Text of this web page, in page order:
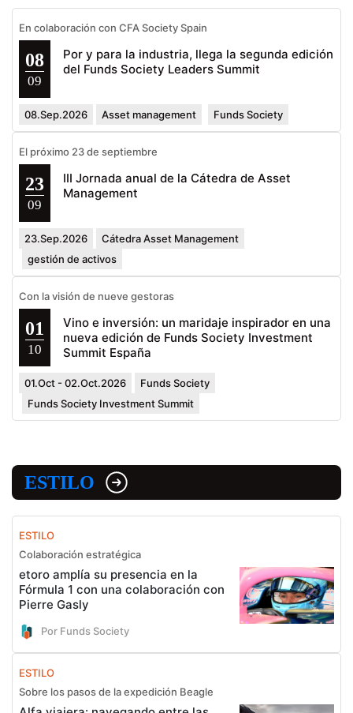
En colaboración con CFA Society Spain
08
09
Por y para la industria, llega la segunda edición
del Funds Society Leaders Summit
08.Sep.2026 Asset management Funds Society
El próximo 23 de septiembre
23
09
III Jornada anual de la Cátedra de Asset
Management
23.Sep.2026
Cátedra Asset Management
gestión de activos
Con la visión de nueve gestoras
01
10
Vino e inversión: un maridaje inspirador en una
nueva edición de Funds Society Investment
Summit España
01.Oct - 02.Oct.2026
Funds Society
Funds Society Investment Summit
ESTILO
ESTILO
Colaboración estratégica
etoro amplía su presencia en la
Fórmula 1 con una colaboración con
Pierre Gasly
Por Funds Society
ESTILO
Sobre los pasos de la expedición Beagle